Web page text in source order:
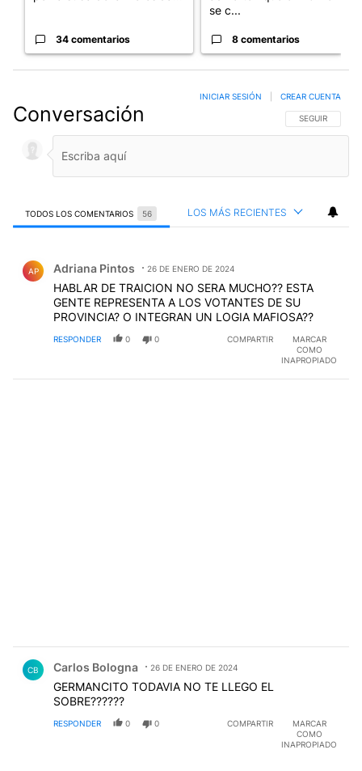
34 comentarios
se c...
8 comentarios
Conversación SIGA ESTA
SEGUIR
INICIAR SESIÓN CREAR CUENTA
TODOS LOS COMENTARIOS 56 LOS MÁS RECIENTES
AP Adriana Pintos 26 DE ENERO DE 2024
HABLAR DE TRAICION NO SERA MUCHO?? ESTA
GENTE REPRESENTA A LOS VOTANTES DE SU
PROVINCIA? O INTEGRAN UN LOGIA MAFIOSA??
RESPONDER 0 0 COMPARTIR
MARCAR
COMO
INAPROPIADO
CB Carlos Bologna 26 DE ENERO DE 2024
GERMANCITO TODAVIA NO TE LLEGO EL
SOBRE??????
RESPONDER 0 0 COMPARTIR
MARCAR
COMO
INAPROPIADO